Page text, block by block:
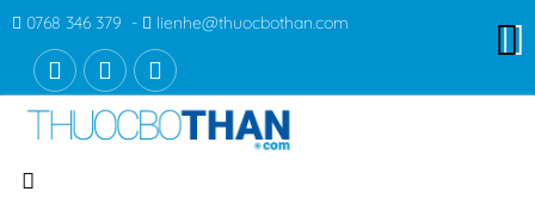
0768 346 379 - lienhe@thuocbothan.com